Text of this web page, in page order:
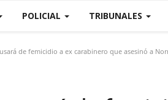
POLICIAL TRIBUNALES
de femicidio a ex carabinero que asesinó a